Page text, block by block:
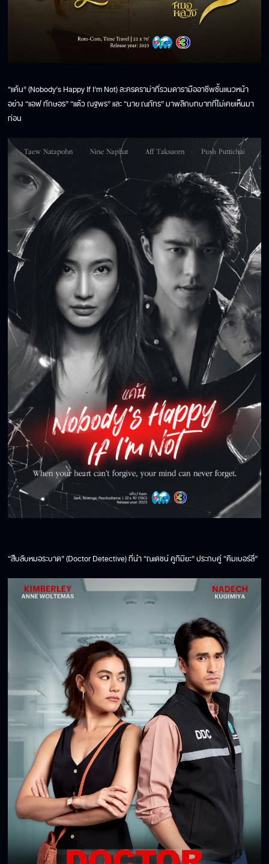
“แค้น” (Nobody’s Happy If I’m Not) ละครดราม่าที่รวมดารามืออาชีพชั้นแนวหน้า
อย่าง “แอฟ ทักษอร” “แต้ว ณฐพร” และ “นาย ณภัทร” มาพลิกบทบาทที่ไม่เคยเห็นมา
ก่อน
“สืบลับหมอระบาด” (Doctor Detective) ที่นำ “ณเดชน์ คูกิมิยะ” ประกบคู่ “คิมเบอร์ลี่”